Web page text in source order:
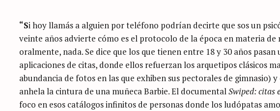
“Si hoy llamás a alguien por teléfono podrían decirte que sos un
veinte años advierte cómo es el protocolo de la época en materia
oralmente, nada. Se dice que los que tienen entre 18 y 30 años
aplicaciones de citas, donde ellos refuerzan los arquetipos clásicos
abundancia de fotos en las que exhiben sus pectorales de gimnasio)
anhela la cintura de una muñeca Barbie. El documental Swiped: citas
foco en esos catálogos infinitos de personas donde los ludópatas